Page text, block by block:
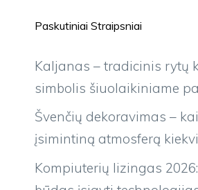
Paskutiniai Straipsniai
Kaljanas – tradicinis rytų
simbolis šiuolaikiniame
Švenčių dekoravimas –
įsimintiną atmosferą
Kompiuterių lizingas